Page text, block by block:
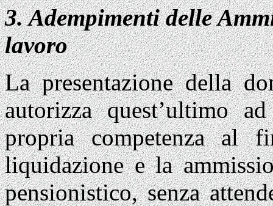
3. Adempimenti delle
lavoro
La presentazione della
autorizza quest’ultimo
propria competenza al
liquidazione e la
pensionistico, senza